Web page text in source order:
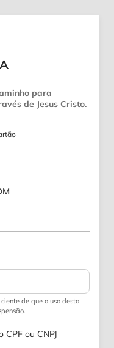
para
de Jesus Cristo.
de que o uso desta
CPF ou CNPJ